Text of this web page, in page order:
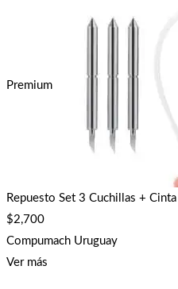
Premium
Repuesto Set 3 Cuchillas +
$2,700
Compumach Uruguay
Ver más